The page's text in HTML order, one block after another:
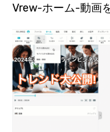
Vrew-ホーム-動画